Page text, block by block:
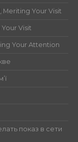
Meriting Your Visit
Visit
Your Attention
показ в сети